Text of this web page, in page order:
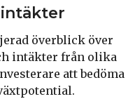
överblick över
intäkter från olika
att bedöma